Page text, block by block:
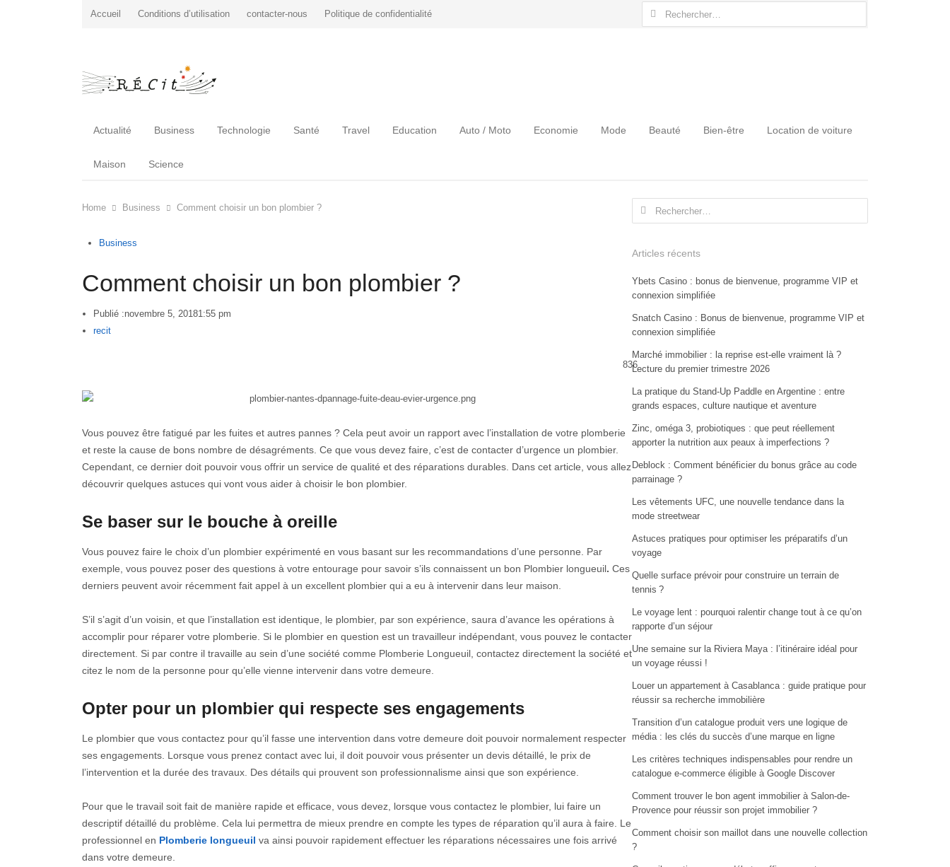
Accueil Conditions d’utilisation contacter-nous Politique de confidentialité Rechercher :
Actualité Business Technologie Santé Travel Education Auto / Moto Economie Mode Beauté Bien-être Location de voiture
Maison Science
Home Business Comment choisir un bon plombier ?
Business
Comment choisir un bon plombier ?
Publié :novembre 5, 20181:55 pm
Author
recit
836
Vous pouvez être fatigué par les fuites et autres pannes ? Cela peut avoir un rapport avec l’installation de votre plomberie
et reste la cause de bons nombre de désagréments. Ce que vous devez faire, c’est de contacter d’urgence un plombier.
Cependant, ce dernier doit pouvoir vous offrir un service de qualité et des réparations durables. Dans cet article, vous allez
découvrir quelques astuces qui vont vous aider à choisir le bon plombier.
Se baser sur le bouche à oreille
Vous pouvez faire le choix d’un plombier expérimenté en vous basant sur les recommandations d’une personne. Par
exemple, vous pouvez poser des questions à votre entourage pour savoir s’ils connaissent un bon Plombier longueuil. Ces
derniers peuvent avoir récemment fait appel à un excellent plombier qui a eu à intervenir dans leur maison.
S’il s’agit d’un voisin, et que l’installation est identique, le plombier, par son expérience, saura d’avance les opérations à
accomplir pour réparer votre plomberie. Si le plombier en question est un travailleur indépendant, vous pouvez le contacter
directement. Si par contre il travaille au sein d’une société comme Plomberie Longueuil, contactez directement la société et
citez le nom de la personne pour qu’elle vienne intervenir dans votre demeure.
Opter pour un plombier qui respecte ses engagements
Le plombier que vous contactez pour qu’il fasse une intervention dans votre demeure doit pouvoir normalement respecter
ses engagements. Lorsque vous prenez contact avec lui, il doit pouvoir vous présenter un devis détaillé, le prix de
l’intervention et la durée des travaux. Des détails qui prouvent son professionnalisme ainsi que son expérience.
Pour que le travail soit fait de manière rapide et efficace, vous devez, lorsque vous contactez le plombier, lui faire un
descriptif détaillé du problème. Cela lui permettra de mieux prendre en compte les types de réparation qu’il aura à faire. Le
professionnel en Plomberie longueuil va ainsi pouvoir rapidement effectuer les réparations nécessaires une fois arrivé
dans votre demeure.
Rechercher :
Articles récents
Ybets Casino : bonus de bienvenue, programme VIP et
connexion simplifiée
Snatch Casino : Bonus de bienvenue, programme VIP et
connexion simplifiée
Marché immobilier : la reprise est-elle vraiment là ?
Lecture du premier trimestre 2026
La pratique du Stand-Up Paddle en Argentine : entre
grands espaces, culture nautique et aventure
Zinc, oméga 3, probiotiques : que peut réellement
apporter la nutrition aux peaux à imperfections ?
Deblock : Comment bénéficier du bonus grâce au code
parrainage ?
Les vêtements UFC, une nouvelle tendance dans la
mode streetwear
Astuces pratiques pour optimiser les préparatifs d’un
voyage
Quelle surface prévoir pour construire un terrain de
tennis ?
Le voyage lent : pourquoi ralentir change tout à ce qu’on
rapporte d’un séjour
Une semaine sur la Riviera Maya : l’itinéraire idéal pour
un voyage réussi !
Louer un appartement à Casablanca : guide pratique pour
réussir sa recherche immobilière
Transition d’un catalogue produit vers une logique de
média : les clés du succès d’une marque en ligne
Les critères techniques indispensables pour rendre un
catalogue e-commerce éligible à Google Discover
Comment trouver le bon agent immobilier à Salon-de-
Provence pour réussir son projet immobilier ?
Comment choisir son maillot dans une nouvelle collection
?